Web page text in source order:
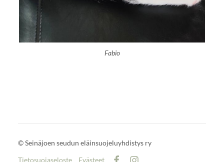
Fabio
©Seinäjoen seudun eläinsuojeluyhdistys ry
Tietosuojaseloste Evästeet